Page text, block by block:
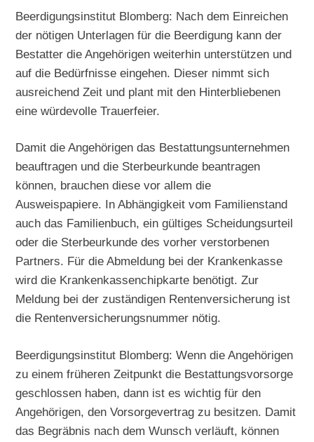
Beerdigungsinstitut Blomberg: Nach dem Einreichen
der nötigen Unterlagen für die Beerdigung kann der
Bestatter die Angehörigen weiterhin unterstützen und
auf die Bedürfnisse eingehen. Dieser nimmt sich
ausreichend Zeit und plant mit den Hinterbliebenen
eine würdevolle Trauerfeier.
Damit die Angehörigen das Bestattungsunternehmen
beauftragen und die Sterbeurkunde beantragen
können, brauchen diese vor allem die
Ausweispapiere. In Abhängigkeit vom Familienstand
auch das Familienbuch, ein gültiges Scheidungsurteil
oder die Sterbeurkunde des vorher verstorbenen
Partners. Für die Abmeldung bei der Krankenkasse
wird die Krankenkassenchipkarte benötigt. Zur
Meldung bei der zuständigen Rentenversicherung ist
die Rentenversicherungsnummer nötig.
Beerdigungsinstitut Blomberg: Wenn die Angehörigen
zu einem früheren Zeitpunkt die Bestattungsvorsorge
geschlossen haben, dann ist es wichtig für den
Angehörigen, den Vorsorgevertrag zu besitzen. Damit
das Begräbnis nach dem Wunsch verläuft, können